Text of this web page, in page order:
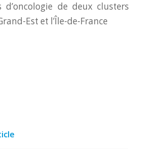
d’oncologie de deux clusters
Est et l’Île-de-France